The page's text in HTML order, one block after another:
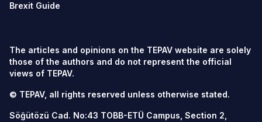
Brexit Guide
The articles and opinions on the TEPAV website are solely
those of the authors and do not represent the official
views of TEPAV.
© TEPAV, all rights reserved unless otherwise stated.
Söğütözü Cad. No:43 TOBB-ETÜ Campus, Section 2,